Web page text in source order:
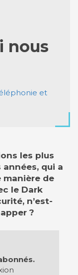
nous
et
les plus
qui a
de
le Dark
n’est-
?